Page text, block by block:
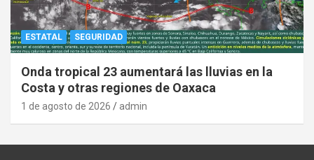
ESTATAL SEGURIDAD
Onda tropical 23 aumentará las lluvias en la
Costa y otras regiones de Oaxaca
1 de agosto de 2026 admin